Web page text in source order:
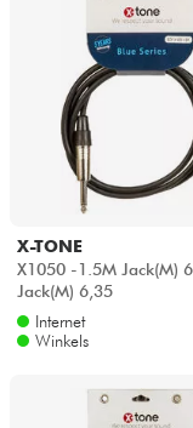
X-TONE
X1050 -1.5M Jack(M)
Jack(M) 6,35
Internet
Winkels